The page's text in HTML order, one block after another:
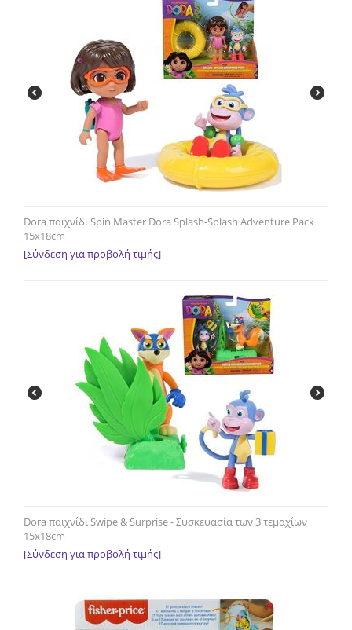
Dora παιχνίδι Spin Master Dora Splash-Splash Adventure Pack
15x18cm
[Σύνδεση για προβολή τιμής]
Dora παιχνίδι Swipe & Surprise - Συσκευασία των 3 τεμαχίων
15x18cm
[Σύνδεση για προβολή τιμής]